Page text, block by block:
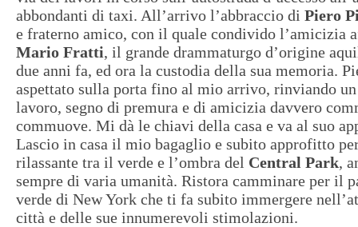
abbondanti di taxi. All’arrivo l’abbraccio di Piero
e fraterno amico, con il quale condivido l’amicizia
Mario Fratti, il grande drammaturgo d’origine
due anni fa, ed ora la custodia della sua memoria.
aspettato sulla porta fino al mio arrivo, rinviando
lavoro, segno di premura e di amicizia davvero
commuove. Mi dà le chiavi della casa e va al suo
Lascio in casa il mio bagaglio e subito approfitto
rilassante tra il verde e l’ombra del Central Park,
sempre di varia umanità. Ristora camminare per il
verde di New York che ti fa subito immergere
città e delle sue innumerevoli stimolazioni.